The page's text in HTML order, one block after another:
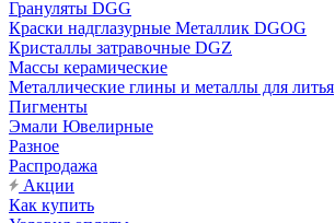
Грануляты DGG
Краски надглазурные Металлик DGOG
Кристаллы затравочные DGZ
Массы керамические
Металлические глины и металлы для литья
Пигменты
Эмали Ювелирные
Разное
Распродажа
Акции
Как купить